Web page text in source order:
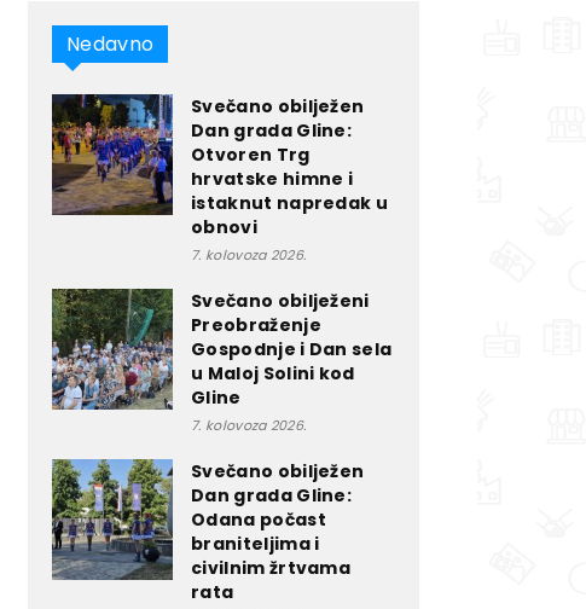
Nedavno
Svečano obilježen
Dan grada Gline:
Otvoren Trg
hrvatske himne i
istaknut napredak u
obnovi
7. kolovoza 2026.
Svečano obilježeni
Preobraženje
Gospodnje i Dan sela
u Maloj Solini kod
Gline
7. kolovoza 2026.
Svečano obilježen
Dan grada Gline:
Odana počast
braniteljima i
civilnim žrtvama
rata